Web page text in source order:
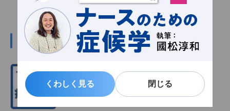
くわしく見る 閉じる
くわしく見る 閉じる
#呼吸器の関連記事
呼吸困難のアセスメント：「呼吸が変だ」
から考える病態【症候学】
2026/07/31 雑誌連動記事